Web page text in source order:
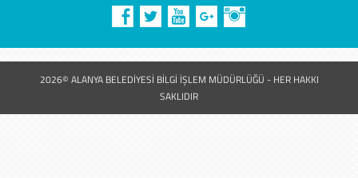
2026© ALANYA BELEDİYESİ BİLGİ İŞLEM MÜDÜRLÜĞÜ - HER HAKKI
SAKLIDIR